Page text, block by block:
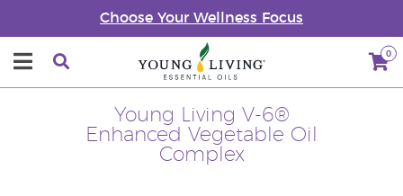
Choose Your Wellness Focus
0
Young Living V-6®
Enhanced Vegetable Oil
Complex